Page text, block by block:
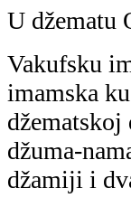
U džematu
Vakufsku
imamska
džematskoj
džuma-
džamiji i